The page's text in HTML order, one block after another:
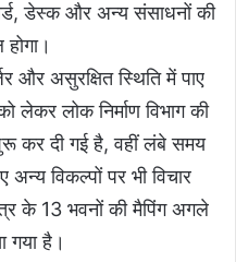
डेस्क और अन्य संसाधनों की
और असुरक्षित स्थिति में पाए
लेकर लोक निर्माण विभाग की
कर दी गई है, वहीं लंबे समय
अन्य विकल्पों पर भी विचार
के 13 भवनों की मैपिंग अगले
गया है।